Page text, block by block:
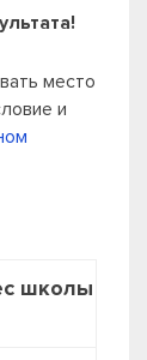
место
и
школы